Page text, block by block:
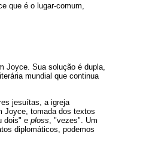
que é o lugar-comum,
Joyce. Sua solução é dupla,
mundial que continua
jesuítas, a igreja
Joyce, tomada dos textos
dois" e ploss , "vezes". Um
diplomáticos, podemos